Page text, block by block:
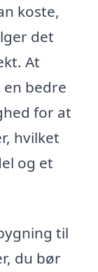
koste,
det
At
bedre
for at
hvilket
og et
til
du bør